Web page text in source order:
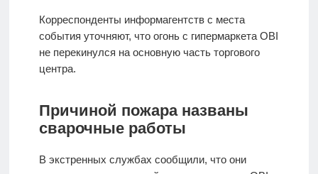
Корреспонденты информагентств с места
события уточняют, что огонь с гипермаркета OBI
не перекинулся на основную часть торгового
центра.
Причиной пожара названы
сварочные работы
В экстренных службах сообщили, что они